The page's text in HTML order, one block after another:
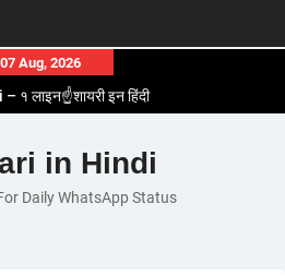
07 Aug, 2026
लाइन☝️शायरी इन हिंदी
इन हिंदी
– रोमांटिक लव😽स्टेटस
लव🥳पोएट्री इन हिंदी
in Hindi
Daily WhatsApp Status